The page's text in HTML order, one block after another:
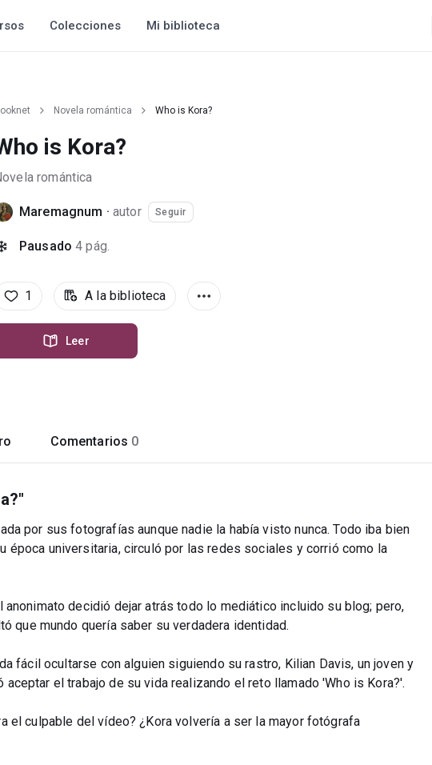
Colecciones Mi biblioteca
Novela romántica Who is Kora?
is Kora?
romántica
Maremagnum · autor Seguir
Pausado 4 pág.
1 A la biblioteca
Leer
Comentarios 0
por sus fotografías aunque nadie la había visto nunca. Todo iba bien
época universitaria, circuló por las redes sociales y corrió como la
anonimato decidió dejar atrás todo lo mediático incluido su blog; pero,
que mundo quería saber su verdadera identidad.
fácil ocultarse con alguien siguiendo su rastro, Kilian Davis, un joven y
el trabajo de su vida realizando el reto llamado 'Who is Kora?'.
el culpable del vídeo? ¿Kora volvería a ser la mayor fotógrafa